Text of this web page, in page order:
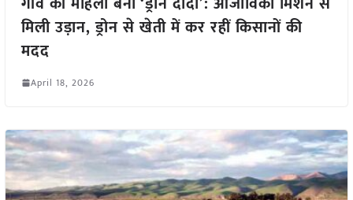
मिली उड़ान, ड्रोन से खेती में कर रहीं किसानों की
मदद
April 18, 2026